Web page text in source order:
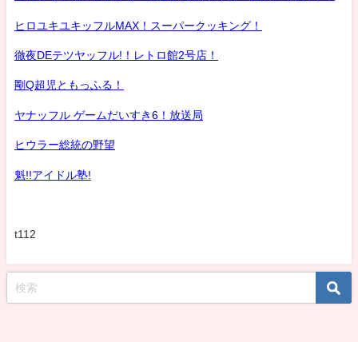
ヒロユキユキッフルMAX！スーパークッキング！
徹夜DEテツヤッフル!！レトロ館2号店！
剛Q超児ともっふる！
ヤナッフル ゲームだいすき6！放送局
ヒウラー総統の野望
魁!!アイドル塾!
t112